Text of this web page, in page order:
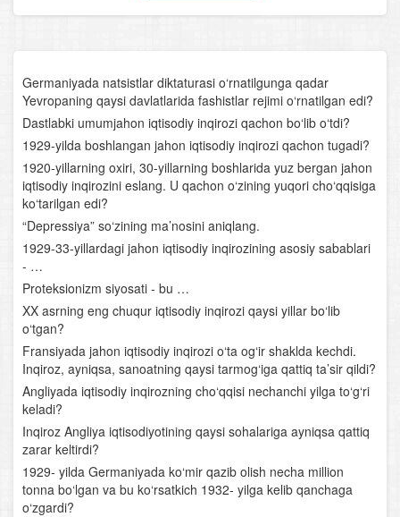
Vatanimiz xalqlarining Chingizxon istilosi va zulmiga
qarshi ozodlik kurashi
Amir Temur davlati
Temuriylar saltanatida ijtimoiy-iqtisodiy va madaniy
hayot
Industrial jamiyatning shakllanishi
XIX asr ikkinchi yarmi- XX asr boshlarida qoraqalpoqlar
Sharqiy Yevropa va Bolqon davlatlari ikkita jahon
urushi oralig‘ida
1918-1939- yillarda Osiyo davlatlarining iqtisodiy va
siyosiy rivojlanishi
Siyosiy islohotlar. Milliy mustaqillikning barpo etilishi
O‘zbekiston tarkibida suveren Qoraqalpog‘iston
Germaniyada natsistlar diktaturasi o‘rnatilgunga qadar
Yevropaning qaysi davlatlarida fashistlar rejimi o‘rnatilgan edi?
Dastlabki umumjahon iqtisodiy inqirozi qachon bo‘lib o‘tdi?
1929-yilda boshlangan jahon iqtisodiy inqirozi qachon tugadi?
1920-yillarning oxiri, 30-yillarning boshlarida yuz bergan jahon
iqtisodiy inqirozini eslang. U qachon o‘zining yuqori cho‘qqisiga
ko‘tarilgan edi?
“Depressiya” so‘zining ma’nosini aniqlang.
1929-33-yillardagi jahon iqtisodiy inqirozining asosiy sabablari
- …
Proteksionizm siyosati - bu …
XX asrning eng chuqur iqtisodiy inqirozi qaysi yillar bo‘lib
o‘tgan?
Fransiyada jahon iqtisodiy inqirozi o‘ta og‘ir shaklda kechdi.
Inqiroz, ayniqsa, sanoatning qaysi tarmog‘iga qattiq ta’sir qildi?
Angliyada iqtisodiy inqirozning cho‘qqisi nechanchi yilga to‘g‘ri
keladi?
Inqiroz Angliya iqtisodiyotining qaysi sohalariga ayniqsa qattiq
zarar keltirdi?
1929- yilda Germaniyada ko‘mir qazib olish necha million
tonna bo‘lgan va bu ko‘rsatkich 1932- yilga kelib qanchaga
o‘zgardi?